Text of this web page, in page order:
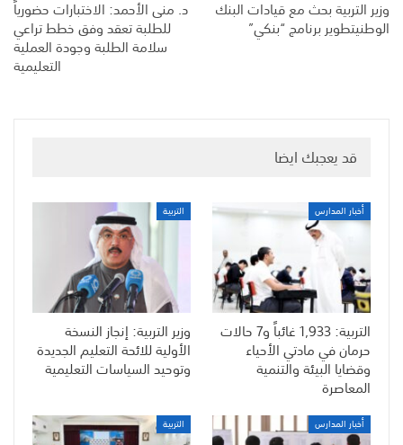
وزير التربية بحث مع قيادات البنك
الوطنيتطوير برنامج “بنكي”
د. منى الأحمد: الاختبارات حضورياً
للطلبة تعقد وفق خطط تراعي
سلامة الطلبة وجودة العملية
التعليمية
قد يعجبك ايضا
أخبار المدارس
التربية: 1,933 غائباً و7 حالات
حرمان في مادتي الأحياء
وقضايا البيئة والتنمية
المعاصرة
التربية
وزير التربية: إنجاز النسخة
الأولية للائحة التعليم الجديدة
وتوحيد السياسات التعليمية
أخبار المدارس التربية